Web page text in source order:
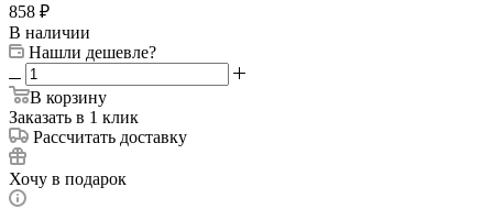
858 ₽
В наличии
Нашли дешевле?
В корзину
Заказать в 1 клик
Рассчитать доставку
Хочу в подарок